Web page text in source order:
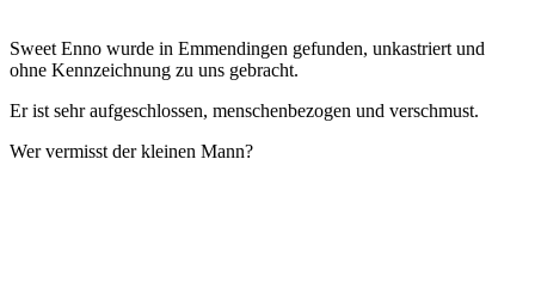
Sweet Enno wurde in Emmendingen gefunden, unkastriert und
ohne Kennzeichnung zu uns gebracht.
Er ist sehr aufgeschlossen, menschenbezogen und verschmust.
Wer vermisst der kleinen Mann?